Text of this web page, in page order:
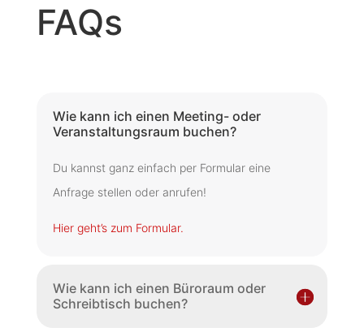
FAQs
Wie kann ich einen Meeting- oder
Veranstaltungsraum buchen?
Du kannst ganz einfach per Formular eine
Anfrage stellen oder anrufen!
Hier geht’s zum Formular.
Wie kann ich einen Büroraum oder
Schreibtisch buchen?